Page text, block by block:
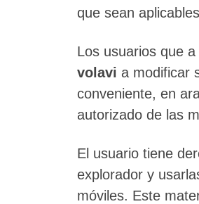
que sean
Los usuarios que
volavi a modificar
conveniente, en
autorizado de las
El usuario tiene
explorador y
móviles. Este